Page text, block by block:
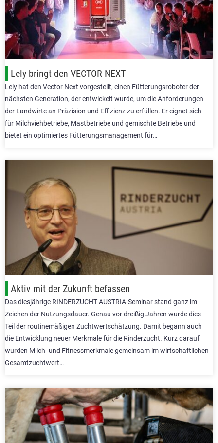
Lely bringt den VECTOR NEXT
Lely hat den Vector Next vorgestellt, einen Fütterungsroboter der
nächsten Generation, der entwickelt wurde, um die Anforderungen
der Landwirte an Präzision und Effizienz zu erfüllen. Er eignet sich
für Milchviehbetriebe, Mastbetriebe und gemischte Betriebe und
bietet ein optimiertes Fütterungsmanagement für…
Aktiv mit der Zukunft befassen
Das diesjährige RINDERZUCHT AUSTRIA-Seminar stand ganz im
Zeichen der Nutzungsdauer. Genau vor dreißig Jahren wurde dies
Teil der routinemäßigen Zuchtwertschätzung. Damit begann auch
die Entwicklung neuer Merkmale für die Rinderzucht. Kurz darauf
wurden Milch- und Fitnessmerkmale gemeinsam im wirtschaftlichen
Gesamtzuchtwert…